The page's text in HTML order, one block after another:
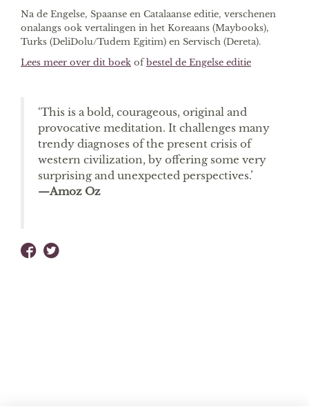
Na de Engelse, Spaanse en Catalaanse editie, verschenen
onalangs ook vertalingen in het Koreaans (Maybooks),
Turks (DeliDolu/Tudem Egitim) en Servisch (Dereta).
Lees meer over dit boek ofbestel de Engelse editie
‘This is a bold, courageous, original and
provocative meditation. It challenges many
trendy diagnoses of the present crisis of
western civilization, by offering some very
surprising and unexpected perspectives.’
—Amoz Oz